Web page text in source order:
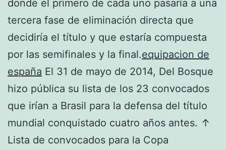
donde el primero de cada uno pasaría a una
tercera fase de eliminación directa que
decidiría el título y que estaría compuesta
por las semifinales y la final.equipacion de
españa El 31 de mayo de 2014, Del Bosque
hizo pública su lista de los 23 convocados
que irían a Brasil para la defensa del título
mundial conquistado cuatro años antes. ↑
Lista de convocados para la Copa